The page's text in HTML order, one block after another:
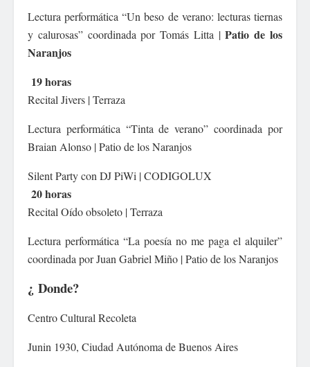
Lectura performática “Un beso de verano: lecturas tiernas
y calurosas” coordinada por Tomás Litta |Patio de los
Naranjos
19 horas
Recital Jivers | Terraza
Lectura performática “Tinta de verano” coordinada por
Braian Alonso | Patio de los Naranjos
Silent Party con DJ PiWi | CODIGOLUX
20 horas
Recital Oído obsoleto | Terraza
Lectura performática “La poesía no me paga el alquiler”
coordinada por Juan Gabriel Miño | Patio de los Naranjos
¿ Donde?
Centro Cultural Recoleta
Junin 1930, Ciudad Autónoma de Buenos Aires